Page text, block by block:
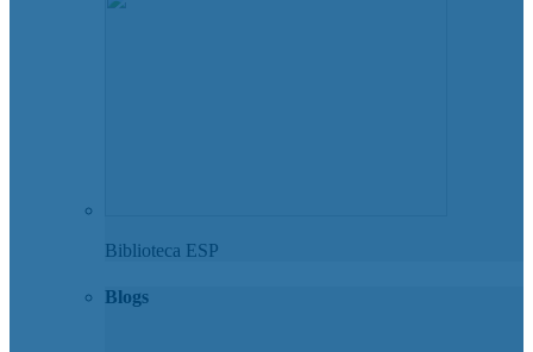
Biblioteca ESP
Blogs